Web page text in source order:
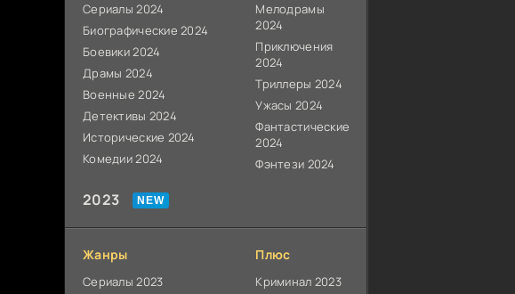
Сериалы 2024
Биографические 2024
Боевики 2024
Драмы 2024
Военные 2024
Детективы 2024
Исторические 2024
Комедии 2024
Мелодрамы
2024
Приключения
2024
Триллеры 2024
Ужасы 2024
Фантастические
2024
Фэнтези 2024
2023
Жанры
Сериалы 2023
Плюс
Криминал 2023